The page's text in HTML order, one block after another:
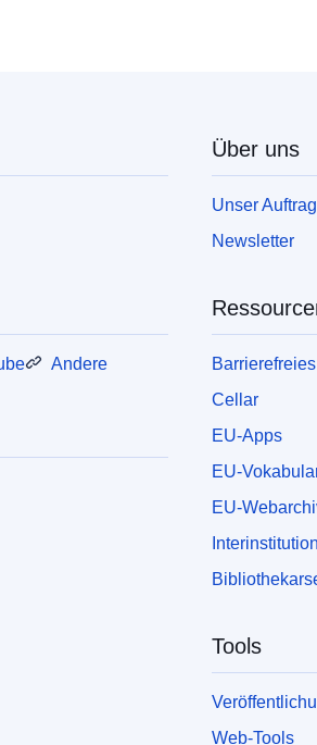
Andere
Über uns
Unser
Newsletter
Cellar
EU-Apps
EU-
EU-
Tools
Web-Tools